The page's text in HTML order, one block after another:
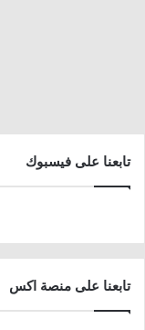
تابعنا على فيسبوك
تابعنا على منصة اكس